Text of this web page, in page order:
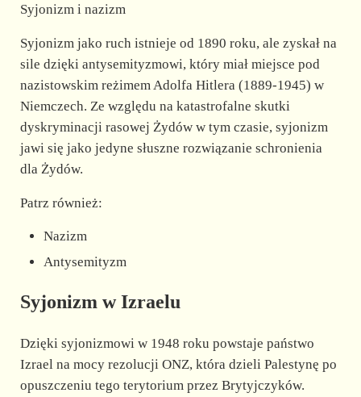
Syjonizm i nazizm
Syjonizm jako ruch istnieje od 1890 roku, ale zyskał na
sile dzięki antysemityzmowi, który miał miejsce pod
nazistowskim reżimem Adolfa Hitlera (1889-1945) w
Niemczech. Ze względu na katastrofalne skutki
dyskryminacji rasowej Żydów w tym czasie, syjonizm
jawi się jako jedyne słuszne rozwiązanie schronienia
dla Żydów.
Patrz również:
Nazizm
Antysemityzm
Syjonizm w Izraelu
Dzięki syjonizmowi w 1948 roku powstaje państwo
Izrael na mocy rezolucji ONZ, która dzieli Palestynę po
opuszczeniu tego terytorium przez Brytyjczyków.